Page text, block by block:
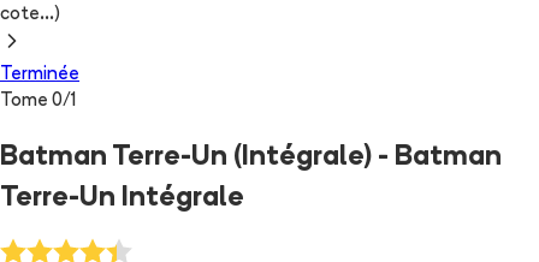
cote...)
Terminée
Tome 0/1
Batman Terre-Un (Intégrale) - Batman
Terre-Un Intégrale